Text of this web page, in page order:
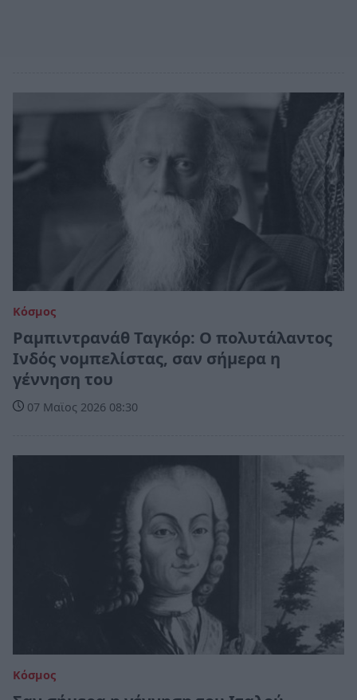
Κόσμος
Ραμπιντρανάθ Ταγκόρ: Ο πολυτάλαντος
Ινδός νομπελίστας, σαν σήμερα η
γέννηση του
07 Μαϊος 2026 08:30
Κόσμος